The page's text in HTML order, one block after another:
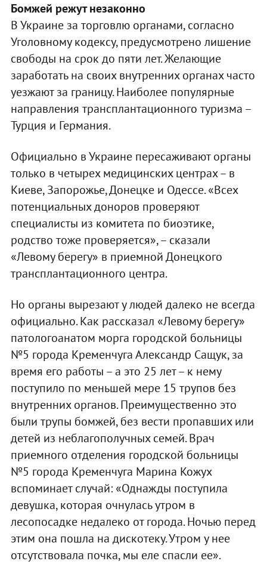
Бомжей режут незаконно
В Украине за торговлю органами, согласно
Уголовному кодексу, предусмотрено лишение
свободы на срок до пяти лет. Желающие
заработать на своих внутренних органах часто
уезжают за границу. Наиболее популярные
направления трансплантационного туризма –
Турция и Германия.
Официально в Украине пересаживают органы
только в четырех медицинских центрах – в
Киеве, Запорожье, Донецке и Одессе. «Всех
потенциальных доноров проверяют
специалисты из комитета по биоэтике,
родство тоже проверяется», – сказали
«Левому берегу» в приемной Донецкого
трансплантационного центра.
Но органы вырезают у людей далеко не всегда
официально. Как рассказал «Левому берегу»
патологоанатом морга городской больницы
№5 города Кременчуга Александр Сащук, за
время его работы – а это 25 лет – к нему
поступило по меньшей мере 15 трупов без
внутренних органов. Преимущественно это
были трупы бомжей, без вести пропавших или
детей из неблагополучных семей. Врач
приемного отделения городской больницы
№5 города Кременчуга Марина Кожух
вспоминает случай: «Однажды поступила
девушка, которая очнулась утром в
лесопосадке недалеко от города. Ночью перед
этим она пошла на дискотеку. Утром у нее
отсутствовала почка, мы еле спасли ее».